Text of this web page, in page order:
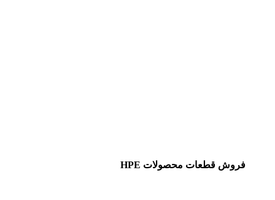
فروش قطعات محصولات HPE